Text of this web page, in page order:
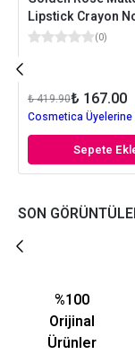
Lipstick Crayon
(0)
₺ 419.90₺ 167.00
Cosmetica Üyelerine
Sepete
SON
%100
Orijinal
Ürünler